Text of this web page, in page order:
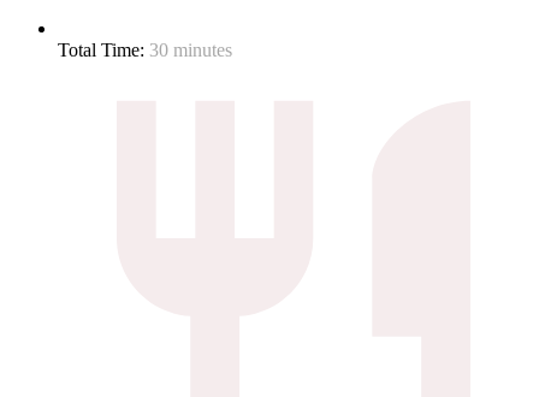
Total Time: 30 minutes